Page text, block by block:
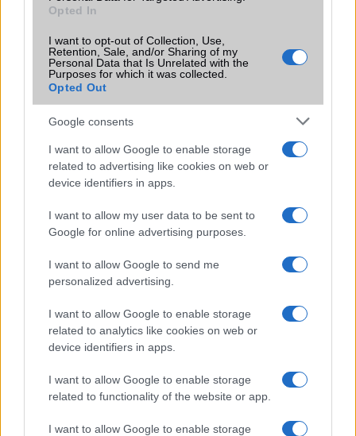
Opted In
I want to opt-out of Collection, Use,
Retention, Sale, and/or Sharing of my
Personal Data that Is Unrelated with the
Purposes for which it was collected.
Opted Out
Google consents
I want to allow Google to enable storage
related to advertising like cookies on web or
device identifiers in apps.
I want to allow my user data to be sent to
Google for online advertising purposes.
I want to allow Google to send me
personalized advertising.
I want to allow Google to enable storage
related to analytics like cookies on web or
device identifiers in apps.
I want to allow Google to enable storage
related to functionality of the website or app.
I want to allow Google to enable storage
üzenetküldő appokat
Az Európai Bizottság nem elégedett az Apple új
szabályaival és díjaival
Az EU csaknem 40 milliárd dollárra büntetheti az Apple-t
az iPadOS miatt
Veszélyben az Apple?! Az Európai Unió bekeményít...
Az Apple-t ismét arra kötelezték, hogy módosítsa az App
Store működését Európában
az EU-ban
Az iOS 26 bizonyos funkciói késnek az EU-ban a
szabályozási aggályok miatt
További hírek
Számos népszerű Samsung Galaxy készülék kimarad a One